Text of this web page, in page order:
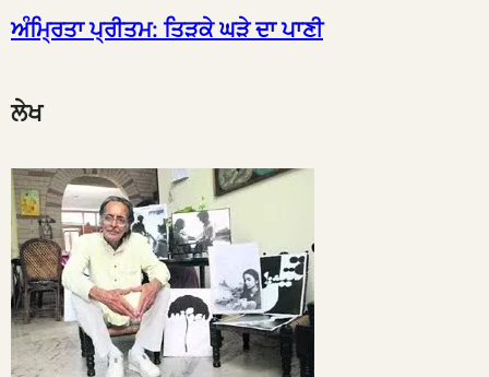
ਅੰਮ੍ਰਿਤਾ ਪ੍ਰੀਤਮ: ਤਿੜਕੇ ਘੜੇ ਦਾ ਪਾਣੀ
ਲੇਖ